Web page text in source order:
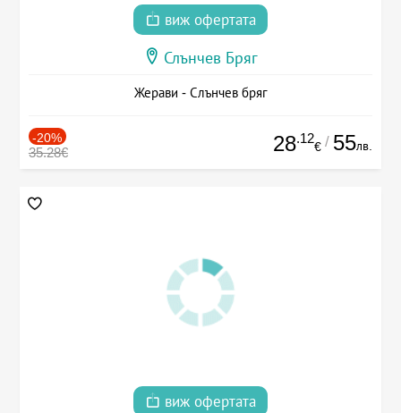
виж офертата
Слънчев Бряг
Жерави - Слънчев бряг
-20%
35.28€ 28.12
€ / 55лв.
виж офертата